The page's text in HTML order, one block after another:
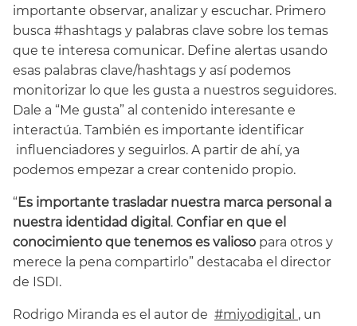
importante observar, analizar y escuchar. Primero
busca #hashtags y palabras clave sobre los temas
que te interesa comunicar. Define alertas usando
esas palabras clave/hashtags y así podemos
monitorizar lo que les gusta a nuestros seguidores.
Dale a “Me gusta” al contenido interesante e
interactúa. También es importante identificar
influenciadores y seguirlos. A partir de ahí, ya
podemos empezar a crear contenido propio.
“ Es importante trasladar nuestra marca personal a
nuestra identidad digital . Confiar en que el
conocimiento que tenemos es valioso para otros y
merece la pena compartirlo” destacaba el director
de ISDI.
Rodrigo Miranda es el autor de #miyodigital , un